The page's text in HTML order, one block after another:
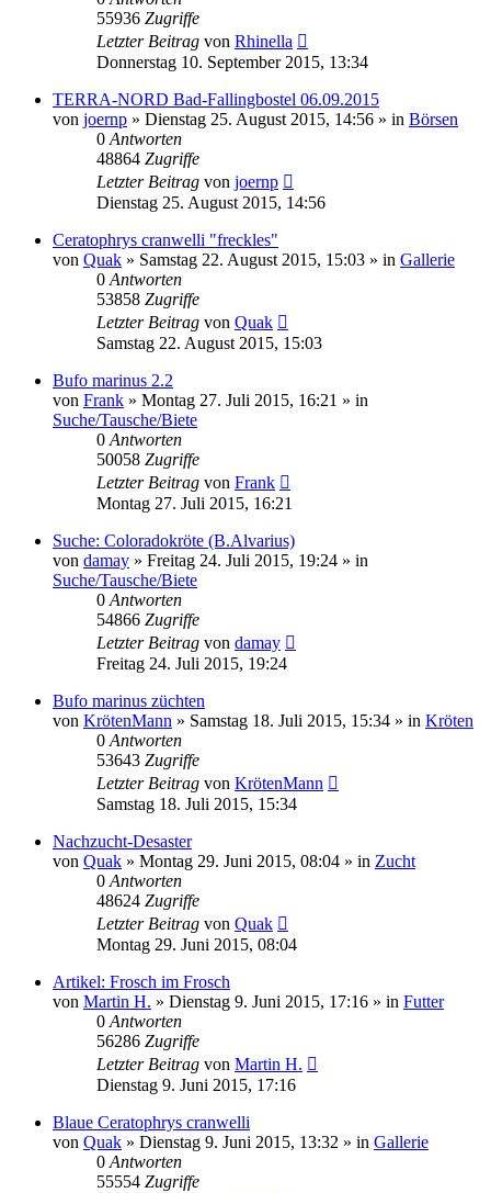
55936 Zugriffe
Letzter Beitrag von Rhinella
Donnerstag 10. September 2015, 13:34
TERRA-NORD Bad-Fallingbostel 06.09.2015
von joernp » Dienstag 25. August 2015, 14:56 » in Börsen
0 Antworten
48864 Zugriffe
Letzter Beitrag von joernp
Dienstag 25. August 2015, 14:56
Ceratophrys cranwelli "freckles"
von Quak » Samstag 22. August 2015, 15:03 » in Gallerie
0 Antworten
53858 Zugriffe
Letzter Beitrag von Quak
Samstag 22. August 2015, 15:03
Bufo marinus 2.2
von Frank » Montag 27. Juli 2015, 16:21 » in
Suche/Tausche/Biete
0 Antworten
50058 Zugriffe
Letzter Beitrag von Frank
Montag 27. Juli 2015, 16:21
Suche: Coloradokröte (B.Alvarius)
von damay » Freitag 24. Juli 2015, 19:24 » in
Suche/Tausche/Biete
0 Antworten
54866 Zugriffe
Letzter Beitrag von damay
Freitag 24. Juli 2015, 19:24
Bufo marinus züchten
von KrötenMann » Samstag 18. Juli 2015, 15:34 » in Kröten
0 Antworten
53643 Zugriffe
Letzter Beitrag von KrötenMann
Samstag 18. Juli 2015, 15:34
Nachzucht-Desaster
von Quak » Montag 29. Juni 2015, 08:04 » in Zucht
0 Antworten
48624 Zugriffe
Letzter Beitrag von Quak
Montag 29. Juni 2015, 08:04
Artikel: Frosch im Frosch
von Martin H. » Dienstag 9. Juni 2015, 17:16 » in Futter
0 Antworten
56286 Zugriffe
Letzter Beitrag von Martin H.
Dienstag 9. Juni 2015, 17:16
Blaue Ceratophrys cranwelli
von Quak » Dienstag 9. Juni 2015, 13:32 » in Gallerie
0 Antworten
55554 Zugriffe